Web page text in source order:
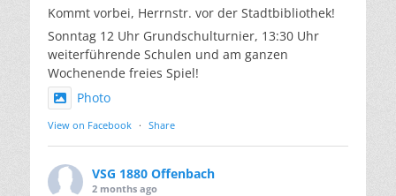
Kommt vorbei, Herrnstr. vor der Stadtbibliothek!
Sonntag 12 Uhr Grundschulturnier, 13:30 Uhr
weiterführende Schulen und am ganzen
Wochenende freies Spiel!
Photo
View on Facebook · Share
VSG 1880 Offenbach
2 months ago